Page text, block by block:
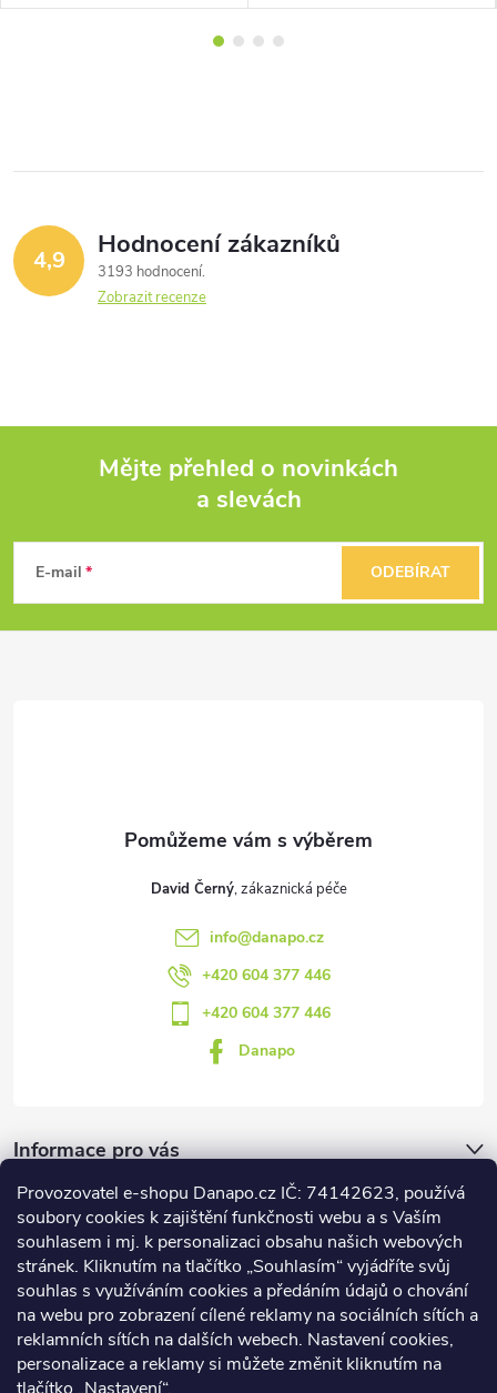
Provozovatel e-shopu Danapo.cz IČ: 74142623, používá
soubory cookies k zajištění funkčnosti webu a s Vaším
souhlasem i mj. k personalizaci obsahu našich webových
stránek. Kliknutím na tlačítko „Souhlasím“ vyjádříte svůj
souhlas s využíváním cookies a předáním údajů o chování
na webu pro zobrazení cílené reklamy na sociálních sítích a
reklamních sítích na dalších webech. Nastavení cookies,
personalizace a reklamy si můžete změnit kliknutím na
4,9 Hodnocení zákazníků
3193 hodnocení
Zobrazit recenze
p
Mějte přehled o novinkách
a slevách
E-mail ODEBÍRAT
David Černý
info@danapo.cz
+420 604 377 446
+420 604 377 446
Danapo
Informace pro vás
Dotazník
Co upřednosťnujete?
Počet hlasů:437
Facebook